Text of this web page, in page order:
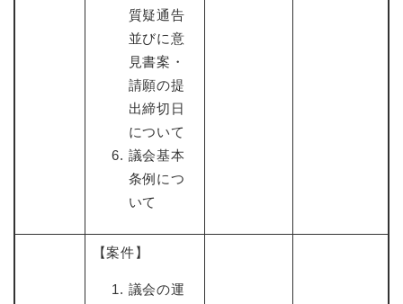
質疑通告
並びに意
見書案・
請願の提
出締切日
について
議会基本
条例につ
いて
【案件】
議会の運